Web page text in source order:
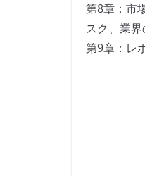
第8章：市
スク、業界
第9章：レ